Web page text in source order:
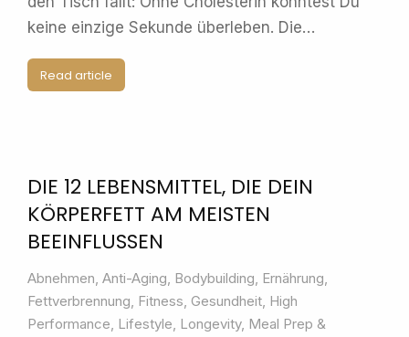
keine einzige Sekunde überleben. Die…
Read article
DIE 12 LEBENSMITTEL, DIE DEIN
KÖRPERFETT AM MEISTEN
BEEINFLUSSEN
Abnehmen, Anti-Aging, Bodybuilding, Ernährung,
Fettverbrennung, Fitness, Gesundheit, High
Performance, Lifestyle, Longevity, Meal Prep &